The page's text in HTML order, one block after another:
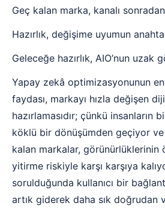
Geç kalan marka, kanalı
Hazırlık, değişime uyumun
Geleceğe hazırlık, AIO’nun uzak
Yapay zekâ optimizasyonunun
faydası, markayı hızla değişen
hazırlamasıdır; çünkü insanların
köklü bir dönüşümden geçiyor
kalan markalar, görünürlüklerinin
yitirme riskiyle karşı karşıya
sorulduğunda kullanıcı bir
artık giderek daha sık doğrudan